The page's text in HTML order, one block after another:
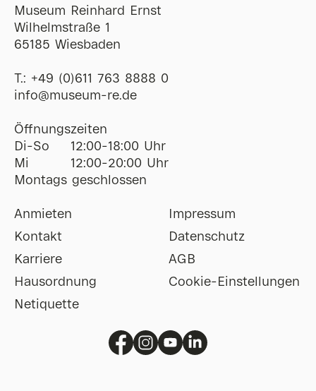
Museum Reinhard Ernst
Wilhelmstraße 1
65185 Wiesbaden
T.: +49 (0)611 763 8888 0
ofni@museum-re de
Öffnungszeiten
Di-So
12:00-18:00 Uhr
Mi
12:00-20:00 Uhr
Montags geschlossen
Anmieten
Kontakt
Karriere
Hausordnung
Netiquette
Impressum
Datenschutz
AGB
Cookie-Einstellungen